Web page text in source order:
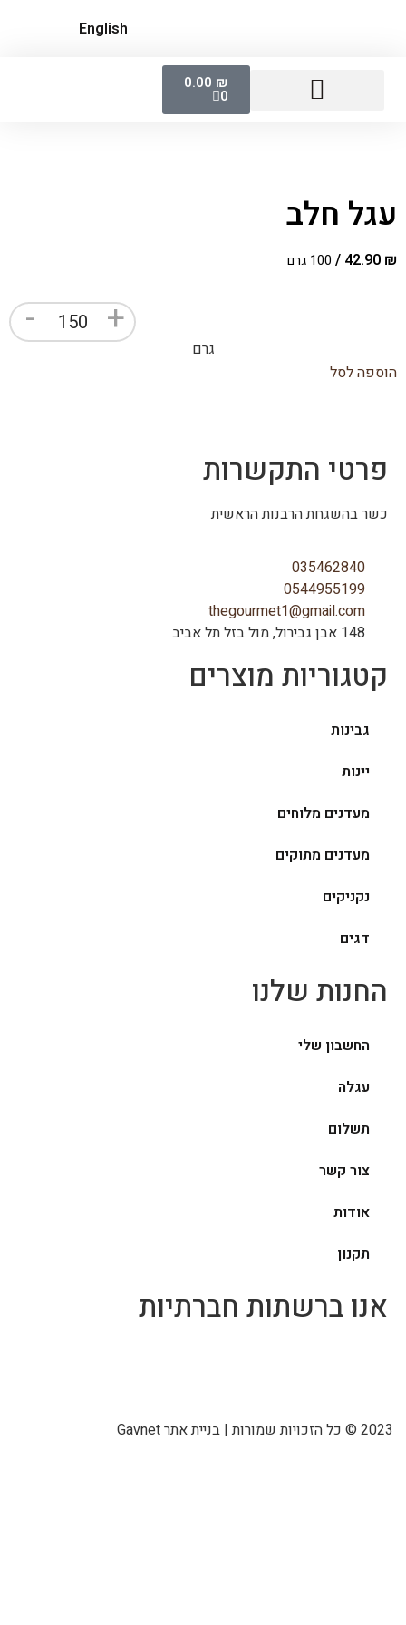
English
0.00 ₪
0
עגל חלב
42.90 ₪
/ 100 גרם
- +
גרם
הוספה לסל
פרטי התקשרות
כשר בהשגחת הרבנות הראשית
035462840
0544955199
thegourmet1@gmail.com
148 אבן גבירול, מול בזל תל אביב
קטגוריות מוצרים
גבינות
יינות
מעדנים מלוחים
מעדנים מתוקים
נקניקים
דגים
החנות שלנו
החשבון שלי
עגלה
תשלום
צור קשר
אודות
תקנון
אנו ברשתות חברתיות